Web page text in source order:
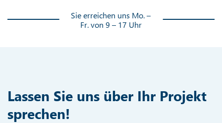
Sie erreichen uns Mo. –
Fr. von 9 – 17 Uhr
Lassen Sie uns über Ihr Projekt
sprechen!